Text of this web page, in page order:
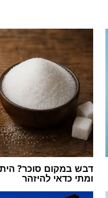
דבש במקום סוכר?
ומתי כדאי להיזהר